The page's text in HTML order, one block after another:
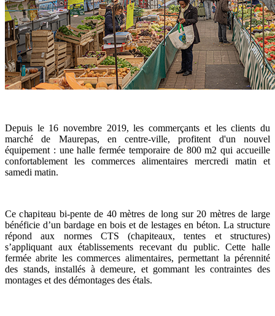
Depuis le 16 novembre 2019, les commerçants et les clients du
marché de Maurepas, en centre-ville, profitent d'un nouvel
équipement : une halle fermée temporaire de 800 m2 qui accueille
confortablement les commerces alimentaires mercredi matin et
samedi matin.
Ce chapiteau bi-pente de 40 mètres de long sur 20 mètres de large
bénéficie d’un bardage en bois et de lestages en béton. La structure
répond aux normes CTS (chapiteaux, tentes et structures)
s’appliquant aux établissements recevant du public. Cette halle
fermée abrite les commerces alimentaires, permettant la pérennité
des stands, installés à demeure, et gommant les contraintes des
montages et des démontages des étals.